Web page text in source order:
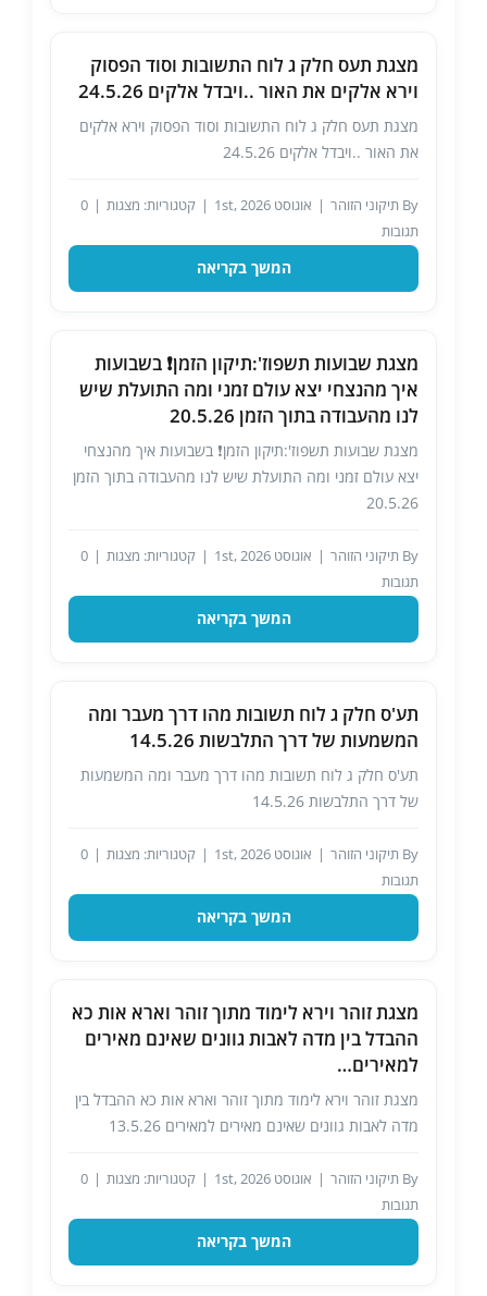
מצגת תעס חלק ג לוח התשובות וסוד הפסוק
וירא אלקים את האור ..ויבדל אלקים 24.5.26
מצגת תעס חלק ג לוח התשובות וסוד הפסוק וירא אלקים
את האור ..ויבדל אלקים 24.5.26
By תיקוני הזוהר | אוגוסט 1st, 2026 | קטגוריות: מצגות |
0
תגובות
המשך בקריאה
מצגת שבועות תשפוז':תיקון הזמן❗️ בשבועות
איך מהנצחי יצא עולם זמני ומה התועלת שיש
לנו מהעבודה בתוך הזמן 20.5.26
מצגת שבועות תשפוז':תיקון הזמן❗️ בשבועות איך מהנצחי
יצא עולם זמני ומה התועלת שיש לנו מהעבודה בתוך הזמן
20.5.26
By תיקוני הזוהר | אוגוסט 1st, 2026 | קטגוריות: מצגות |
0
תגובות
המשך בקריאה
תע'ס חלק ג לוח תשובות מהו דרך מעבר ומה
המשמעות של דרך התלבשות 14.5.26
תע'ס חלק ג לוח תשובות מהו דרך מעבר ומה המשמעות
של דרך התלבשות 14.5.26
By תיקוני הזוהר | אוגוסט 1st, 2026 | קטגוריות: מצגות |
0
תגובות
המשך בקריאה
מצגת זוהר וירא לימוד מתוך זוהר וארא אות כא
ההבדל בין מדה לאבות גוונים שאינם מאירים
למאירים…
מצגת זוהר וירא לימוד מתוך זוהר וארא אות כא ההבדל בין
מדה לאבות גוונים שאינם מאירים למאירים 13.5.26
By תיקוני הזוהר | אוגוסט 1st, 2026 | קטגוריות: מצגות |
0
תגובות
המשך בקריאה